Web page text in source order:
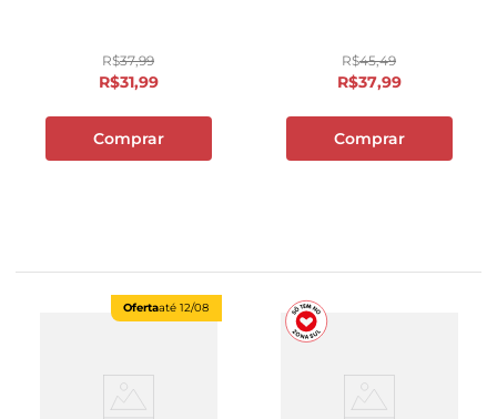
R$37,99
R$31,99
Comprar
R$45,49
R$37,99
Comprar
Ofertaaté 12/08